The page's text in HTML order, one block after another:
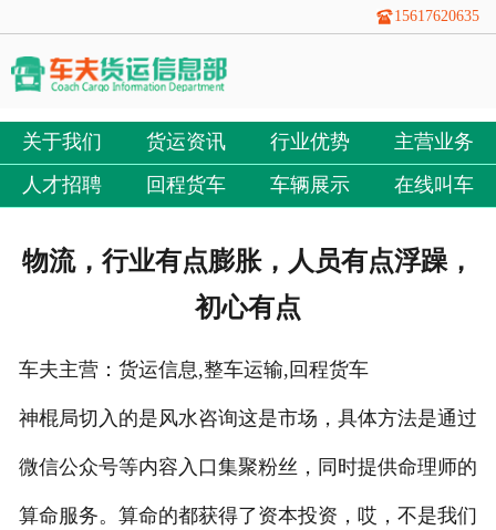
15617620635
关于我们 货运资讯 行业优势
主营业务
人才招聘
回程货车 车辆展示 在线叫车
物流，行业有点膨胀，人员有点浮躁，
初心有点
车夫主营：货运信息,整车运输,回程货车
神棍局切入的是风水咨询这是市场，具体方法是通过
微信公众号等内容入口集聚粉丝，同时提供命理师的
算命服务。算命的都获得了资本投资，哎，不是我们